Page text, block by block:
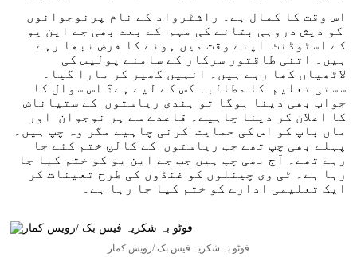
اس وقت کا کمال ہے۔ راشٹرواد کے نام پرنوجوانوں
کو دیش دروہی بتانے کی مہم کے بعد بھی جے این یو
کے اسٹوڈنٹ اپنے وقت میں ہونے کا فرض نبھا رہے
ہیں۔ اتنی طاقتور سرکار کے سامنے پولیس کی
لاٹھیاں کھا رہے ہیں۔ انہیں گھیر کر مارا گیا۔
سستی تعلیم کا مطالبہ کس کے لیے ہے؟ اس سوال کا
جواب بھی دینا ہوگا تو ہندی ریاستوں کے ستیاناش
کا اعلان کر دینا چاہیے۔ قاعدے سے ہر نوجوان اور
ماں باپ کو اس کی حمایت کرنی چاہیے مگر وہ چپ ہیں۔
پہلے بھی چپ تھے جب ریاستوں کے کالج ختم کئے جا
رہے تھے۔ آج بھی چپ ہیں جب جے این یو کو ختم کیا جا
رہا ہے۔ ٹی وی چینلوں کو غنڈوں کی طرح تعینات کر
ایک تعلیمی ادارے کو ختم کیا جا رہا ہے۔
فوٹو بہ شکریہ فیس بک /رویش کمار